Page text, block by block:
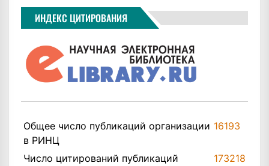
ИНДЕКС ЦИТИРОВАНИЯ
Общее число публикаций организации
в РИНЦ
16193
Число цитирований публикаций
173218